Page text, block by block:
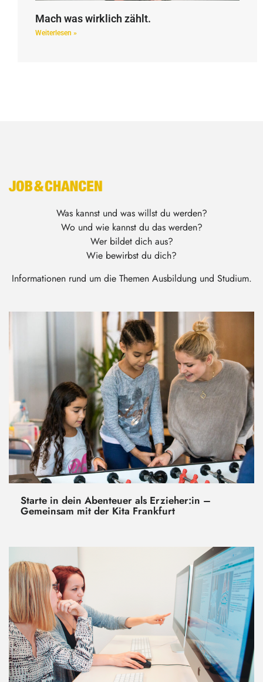
Mach was wirklich zählt.
Weiterlesen »
Was kannst und was willst du werden?
Wo und wie kannst du das werden?
Wer bildet dich aus?
Wie bewirbst du dich?
Informationen rund um die Themen Ausbildung und Studium.
Starte in dein Abenteuer als Erzieher:in –
Gemeinsam mit der Kita Frankfurt